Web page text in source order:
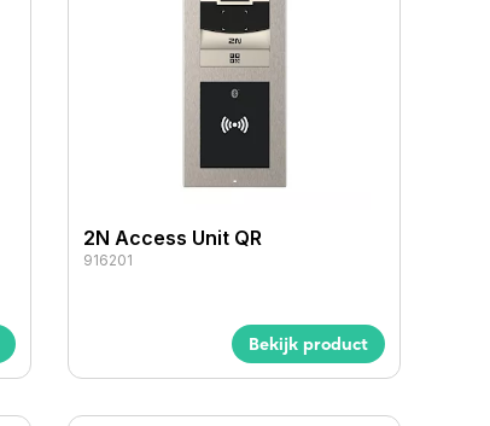
2N Access Unit QR
916201
Bekijk product